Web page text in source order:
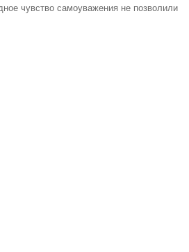
чувство самоуважения не позволили